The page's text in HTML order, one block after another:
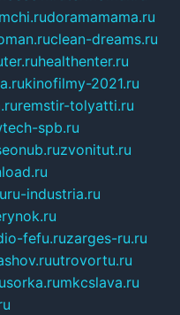
doramamama.ru
clean-dreams.ru
healthenter.ru
kinofilmy-2021.ru
remstir-tolyatti.ru
spb.ru
zvonitut.ru
ru-industria.ru
fefu.ruzarges-ru.ru
utrovortu.ru
mkcslava.ru